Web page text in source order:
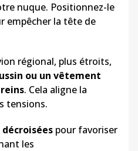
nuque. Positionnez-le
empêcher la tête de
régional, plus étroits,
ou un vêtement
. Cela aligne la
tensions.
pour favoriser
les